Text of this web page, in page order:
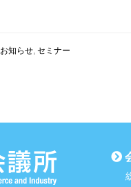
お知らせ, セミナー